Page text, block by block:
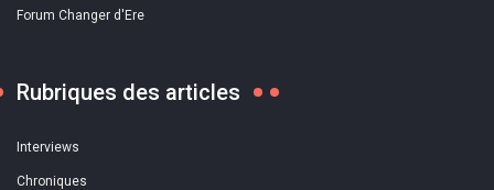
Forum Changer d'Ere
Rubriques des articles
Interviews
Chroniques